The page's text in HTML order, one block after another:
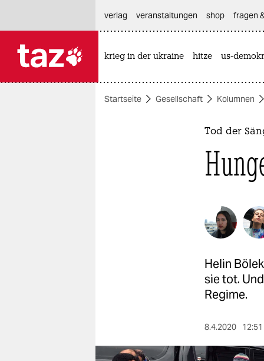
themen
verlag
verlag
veranstaltungen shop fragen
krieg in der ukraine hitze us-
Startseite Gesellschaft Kolumnen
Tod der
Helin
sie tot.
Regime.
8.4.2020